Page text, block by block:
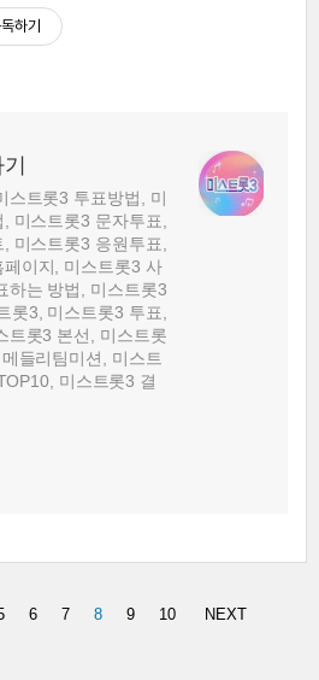
하기
스트롯3 투표방법, 미
미스트롯3 문자투표,
미스트롯3 응원투표,
이지, 미스트롯3 사
하는 방법, 미스트롯3
롯3, 미스트롯3 투표,
트롯3 본선, 미스트롯
들리팀미션, 미스트
미스트롯3 결
6 7 8 9 10 NEXT